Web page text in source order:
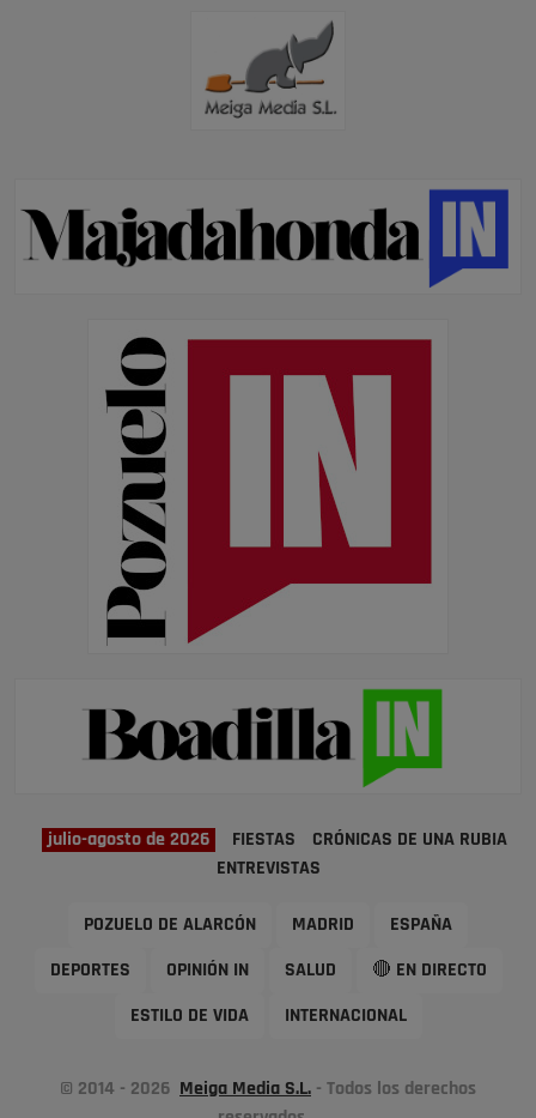
julio-agosto de 2026 FIESTAS
CRÓNICAS DE UNA RUBIA
ENTREVISTAS
POZUELO DE ALARCÓN MADRID ESPAÑA
DEPORTES OPINIÓN IN SALUD 🔴 EN DIRECTO
ESTILO DE VIDA INTERNACIONAL
© 2014 - 2026 Meiga Media S.L. - Todos los derechos